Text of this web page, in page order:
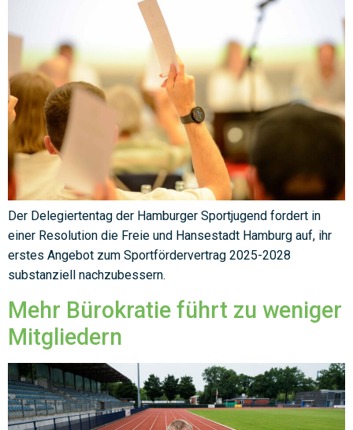
Der Delegiertentag der Hamburger Sportjugend fordert in
einer Resolution die Freie und Hansestadt Hamburg auf, ihr
erstes Angebot zum Sportfördervertrag 2025-2028
substanziell nachzubessern.
Mehr Bürokratie führt zu weniger
Mitgliedern